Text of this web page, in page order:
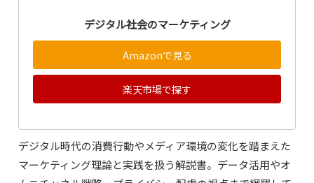
デジタル社会のマーケティング
Amazonで見る
楽天市場で探す
デジタル時代の消費行動やメディア環境の変化を踏まえた
マーケティング理論と実践を扱う解説書。データ活用やオ